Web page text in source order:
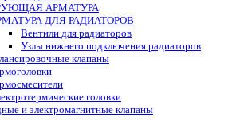
АРМАТУРА
ДЛЯ РАДИАТОРОВ
Вентили для радиаторов
Узлы нижнего подключения радиаторов
клапаны
головки
и электромагнитные клапаны